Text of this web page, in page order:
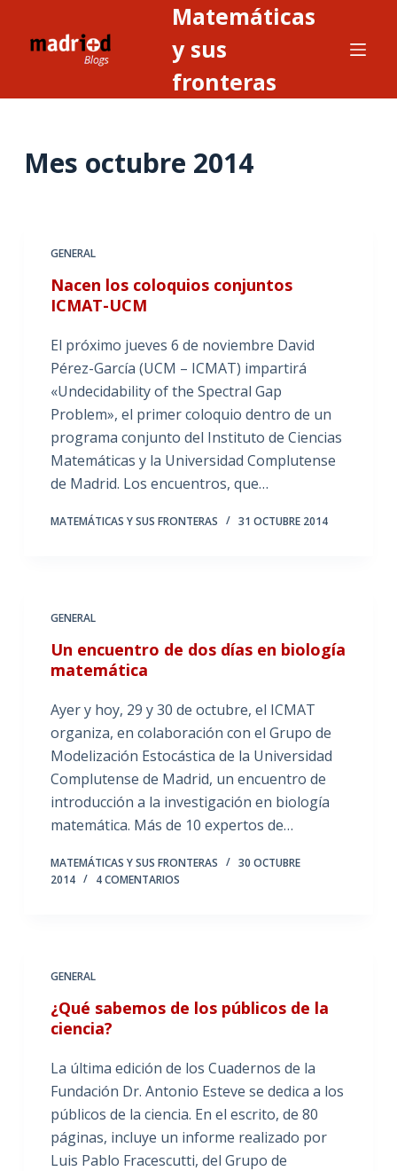
Matemáticas
y sus
fronteras
Mes octubre 2014
GENERAL
Nacen los coloquios conjuntos
ICMAT-UCM
El próximo jueves 6 de noviembre David
Pérez-García (UCM – ICMAT) impartirá
«Undecidability of the Spectral Gap
Problem», el primer coloquio dentro de un
programa conjunto del Instituto de Ciencias
Matemáticas y la Universidad Complutense
de Madrid. Los encuentros, que…
MATEMÁTICAS Y SUS FRONTERAS 31 OCTUBRE 2014
GENERAL
Un encuentro de dos días en biología
matemática
Ayer y hoy, 29 y 30 de octubre, el ICMAT
organiza, en colaboración con el Grupo de
Modelización Estocástica de la Universidad
Complutense de Madrid, un encuentro de
introducción a la investigación en biología
matemática. Más de 10 expertos de…
MATEMÁTICAS Y SUS FRONTERAS
30 OCTUBRE
2014
4 COMENTARIOS
GENERAL
¿Qué sabemos de los públicos de la
ciencia?
La última edición de los Cuadernos de la
Fundación Dr. Antonio Esteve se dedica a los
públicos de la ciencia. En el escrito, de 80
páginas, incluye un informe realizado por
Luis Pablo Fracescutti, del Grupo de